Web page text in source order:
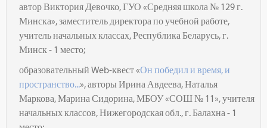
автор Виктория Девочко,ГУО «Средняя школа № 129 г.
Минска», заместитель директора по учебной работе,
учитель начальных классах, Республика Беларусь, г.
Минск - 1 место;
образовательный Web-квест «Он победил и время, и
пространство...», авторы Ирина Авдеева, Наталья
Маркова, Марина Сидорина, МБОУ «СОШ № 11», учителя
начальных классов, Нижегородская обл., г. Балахна - 1